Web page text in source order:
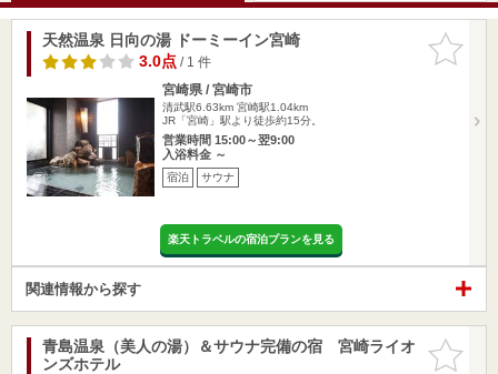
お気に入
りに追加
天然温泉 日向の湯 ドーミーイン宮崎
3.0点/ 1 件
宮崎県 / 宮崎市
清武駅6.63km 宮崎駅1.04km
JR「宮崎」駅より徒歩約15分。
営業時間 15:00～翌9:00
入浴料金 ～
宿泊 サウナ
楽天トラベルの宿泊プランを見る
関連情報から探す
お気に入
りに追加
青島温泉（美人の湯）＆サウナ完備の宿 宮崎ライオ
ンズホテル